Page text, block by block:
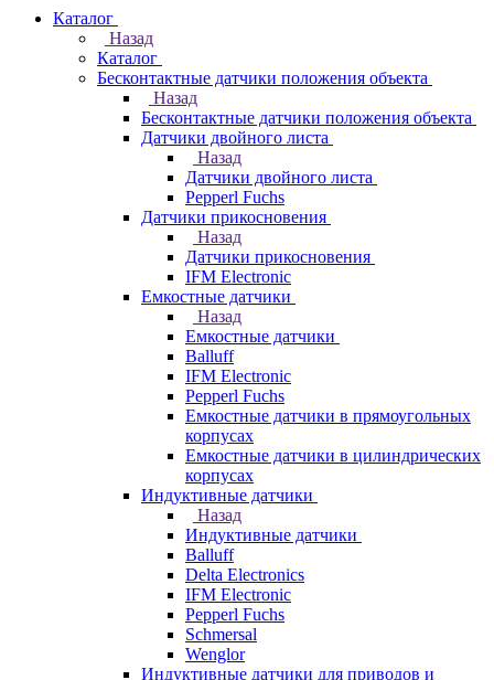
Каталог
Назад
Каталог
Бесконтактные датчики положения объекта
Назад
Бесконтактные датчики положения объекта
Датчики двойного листа
Назад
Датчики двойного листа
Pepperl Fuchs
Датчики прикосновения
Назад
Датчики прикосновения
IFM Electronic
Емкостные датчики
Назад
Емкостные датчики
Balluff
IFM Electronic
Pepperl Fuchs
Емкостные датчики в прямоугольных
корпусах
Емкостные датчики в цилиндрических
корпусах
Индуктивные датчики
Назад
Индуктивные датчики
Balluff
Delta Electronics
IFM Electronic
Pepperl Fuchs
Schmersal
Wenglor
Индуктивные датчики для приводов и